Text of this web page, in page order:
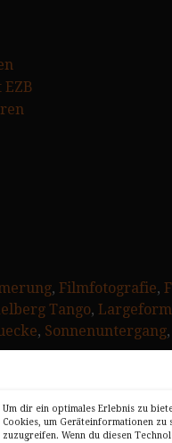
Um dir ein optimales Erlebnis zu
Cookies, um Geräteinformationen
zuzugreifen. Wenn du diesen
, Filmfotografie,
Tango,
, Sonnenuntergang,